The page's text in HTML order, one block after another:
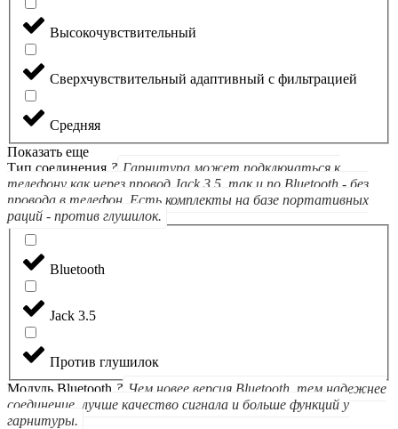
Высокочувствительный
Сверхчувствительный адаптивный с фильтрацией
Средняя
Показать еще
Тип соединения ? Гарнитура может подключаться к
телефону как через провод Jack 3.5, так и по Bluetooth - без
провода в телефон. Есть комплекты на базе портативных
раций - против глушилок.
Bluetooth
Jack 3.5
Против глушилок
Модуль Bluetooth ? Чем новее версия Bluetooth, тем надежнее
соединение, лучше качество сигнала и больше функций у
гарнитуры.